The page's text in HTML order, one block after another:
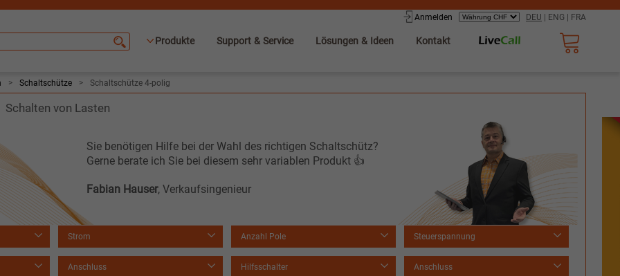
DEU ENG FRA
Anmelden
Produkte Support & Service Lösungen & Ideen Kontakt
> Schaltschütze > Schaltschütze 4-polig
Schalten von Lasten
Sie benötigen Hilfe bei der Wahl des richtigen Schaltschütz?
Gerne berate ich Sie bei diesem sehr variablen Produkt 👍
Fabian Hauser, Verkaufsingenieur
Strom Anzahl Pole Steuerspannung
Anschluss Hilfsschalter Anschluss